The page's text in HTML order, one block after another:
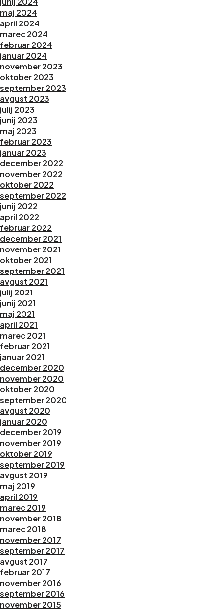
maj 2024
april 2024
marec 2024
februar 2024
januar 2024
november 2023
oktober 2023
september 2023
avgust 2023
julij 2023
junij 2023
maj 2023
februar 2023
januar 2023
december 2022
november 2022
oktober 2022
september 2022
junij 2022
april 2022
februar 2022
december 2021
november 2021
oktober 2021
september 2021
avgust 2021
julij 2021
junij 2021
maj 2021
april 2021
marec 2021
februar 2021
januar 2021
december 2020
november 2020
oktober 2020
september 2020
avgust 2020
januar 2020
december 2019
november 2019
oktober 2019
september 2019
avgust 2019
maj 2019
april 2019
marec 2019
november 2018
marec 2018
november 2017
september 2017
avgust 2017
februar 2017
november 2016
september 2016
november 2015